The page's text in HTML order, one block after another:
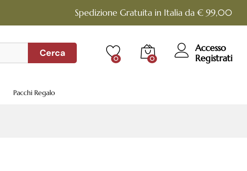
Spedizione Gratuita in Italia da € 99,00
Cerca 0 0
Accesso
Registrati
Pacchi Regalo